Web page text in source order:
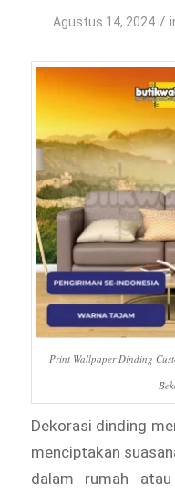
Agustus 14, 2024 /
Print Wallpaper Dinding
Dekorasi dinding
menciptakan
dalam rumah